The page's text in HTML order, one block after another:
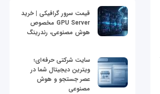
قیمت سرور گرافیکی | خرید
GPU Server مخصوص
هوش مصنوعی، رندرینگ
سایت شرکتی حرفه‌ای؛
ویترین دیجیتال شما در
عصر جستجو و هوش
مصنوعی